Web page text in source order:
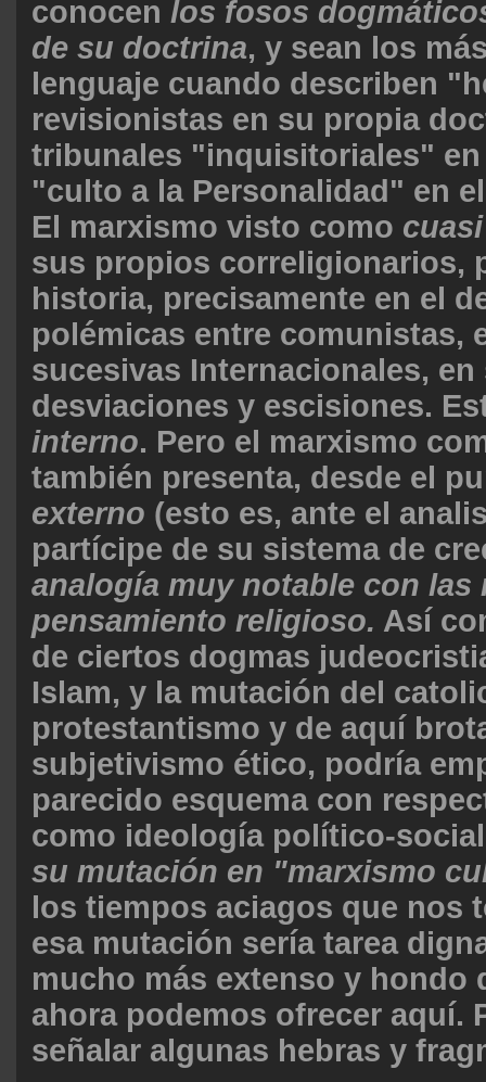
conocen los fosos
de su doctrina, y sean los
lenguaje cuando describen
revisionistas en su propia
tribunales "inquisitoriales" en
"culto a la Personalidad" en
El marxismo visto como
sus propios correligionarios,
historia, precisamente en el
polémicas entre comunistas,
sucesivas Internacionales, en
desviaciones y escisiones.
interno. Pero el marxismo
también presenta, desde el
externo (esto es, ante el
partícipe de su sistema de
analogía muy notable con las
pensamiento religioso. Así
de ciertos dogmas
Islam, y la mutación del
protestantismo y de aquí
subjetivismo ético, podría
parecido esquema con
como ideología político-
su mutación en "marxismo
los tiempos aciagos que nos
esa mutación sería tarea
mucho más extenso y hondo
ahora podemos ofrecer aquí.
señalar algunas hebras y